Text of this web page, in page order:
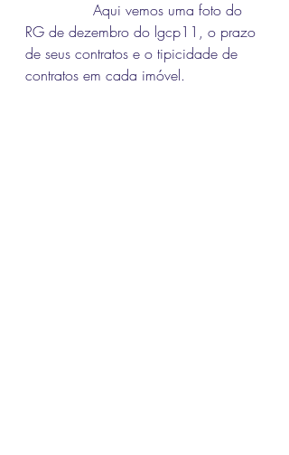
RG de dezembro do lgcp11, o prazo
de seus contratos e o tipicidade de
contratos em cada imóvel.